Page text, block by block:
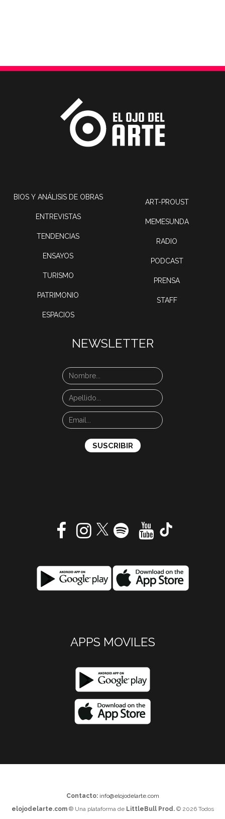
BIOS Y ANÁLISIS DE OBRAS
ENTREVISTAS
TENDENCIAS
ENSAYOS
TURISMO
PATRIMONIO
ESPACIOS
ART-PROUST
MEMESUNDA
RADIO
PODCAST
PRENSA
STAFF
NEWSLETTER
APPS MOVILES
Contacto: info@elojodelarte.com
elojodelarte.com® Una plataforma de LittleBull Prod.© 2026 Todos